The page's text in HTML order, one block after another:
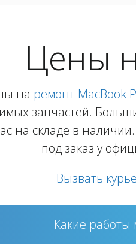
Цены
на ремонт MacBook
запчастей.
на складе в
под заказ у
Вызвать
Какие работы